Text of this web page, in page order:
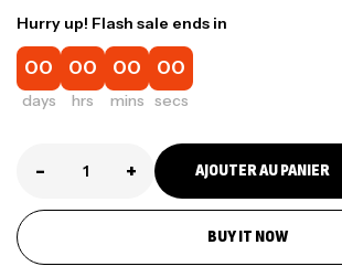
Hurry up! Flash sale ends in
00
days
00
hrs
00
mins
00
secs
- + AJOUTER AU PANIER
BUY IT NOW